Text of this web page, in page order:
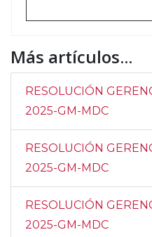
Más artículos...
RESOLUCIÓN
2025-GM-MDC
RESOLUCIÓN
2025-GM-MDC
RESOLUCIÓN
2025-GM-MDC